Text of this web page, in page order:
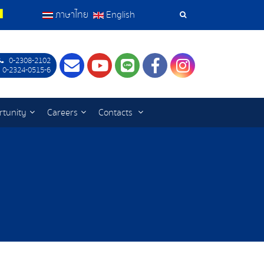
Search
ภาษาไทย English
0-2308-2102
2324-0515-6
ContactYoutube
LINEFacebookInstagram
Careers Contacts